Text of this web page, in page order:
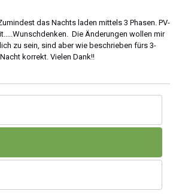
das Nachts laden mittels 3 Phasen. PV-
Die Änderungen wollen mir
zu sein, sind aber wie beschrieben fürs 3-
korrekt. Vielen Dank!!